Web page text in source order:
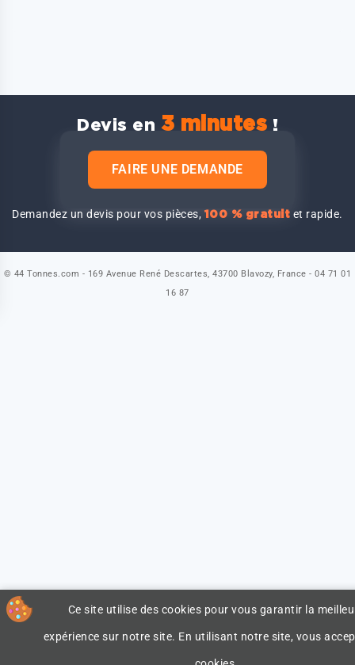
Devis en 3 minutes !
FAIRE UNE DEMANDE
Demandez un devis pour vos pièces,100 % gratuit et rapide.
Ce site utilise des cookies pour vous garantir la
expérience sur notre site. En utilisant notre site, vous
© 44 Tonnes.com - 169 Avenue René Descartes, 43700 Blavozy, France - 04 71 01
16 87